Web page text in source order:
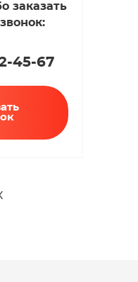
заказать
45-67